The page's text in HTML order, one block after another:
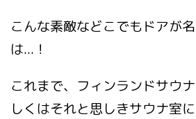
こんな素敵などこでもドアが
は...！
これまで、フィンランドサウ
しくはそれと思しきサウナ室